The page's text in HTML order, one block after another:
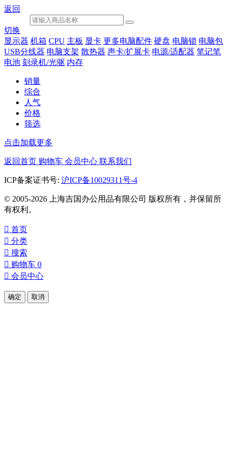
返回
切换
显示器 机箱 CPU 主板 显卡 更多电脑配件 硬盘 电脑锁 电脑包
USB分线器 电脑支架 散热器 声卡/扩展卡 电源/适配器 笔记笔
电池 刻录机/光驱 内存
销量
综合
人气
价格
筛选
点击加载更多
返回首页 购物车 会员中心 联系我们
ICP备案证书号: 沪ICP备10029311号-4
© 2005-2026 上海吉国办公用品有限公司 版权所有，并保留所
有权利。
 首页
 分类
 搜索
 购物车 0
 会员中心
确定 取消